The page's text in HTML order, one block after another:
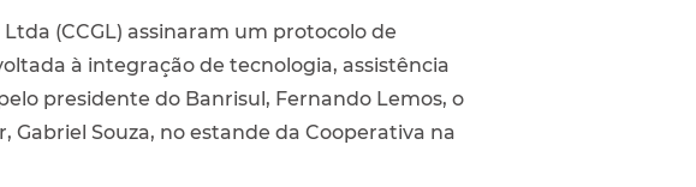
(CCGL) assinaram um protocolo de
à integração de tecnologia, assistência
presidente do Banrisul, Fernando Lemos, o
Gabriel Souza, no estande da Cooperativa na